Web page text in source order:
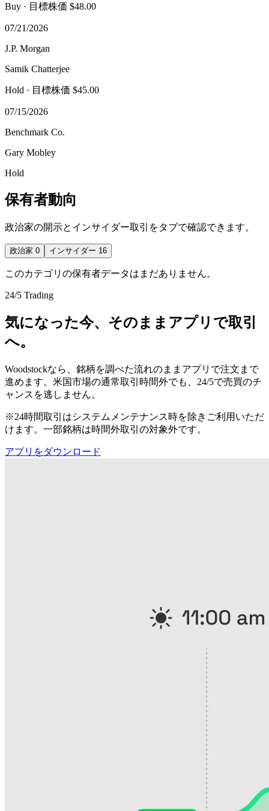
Buy · 目標株価 $48.00
07/21/2026
J.P. Morgan
Samik Chatterjee
Hold · 目標株価 $45.00
07/15/2026
Benchmark Co.
Gary Mobley
Hold
保有者動向
政治家の開示とインサイダー取引をタブで確認できます。
政治家 0 インサイダー 16
このカテゴリの保有者データはまだありません。
24/5 Trading
気になった今、そのままアプリで取引
へ。
Woodstockなら、銘柄を調べた流れのままアプリで注文まで
進めます。米国市場の通常取引時間外でも、24/5で売買のチ
ャンスを逃しません。
※24時間取引はシステムメンテナンス時を除きご利用いただ
けます。一部銘柄は時間外取引の対象外です。
アプリをダウンロード